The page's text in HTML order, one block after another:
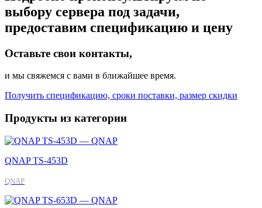
выбору сервера под задачи,
предоставим спецификацию и цену
Оставьте свои контакты,
и мы свяжемся с вами в ближайшее время.
Получить спецификацию, сроки поставки, размер скидки
Продукты из категории
QNAP TS-453D
QNAP